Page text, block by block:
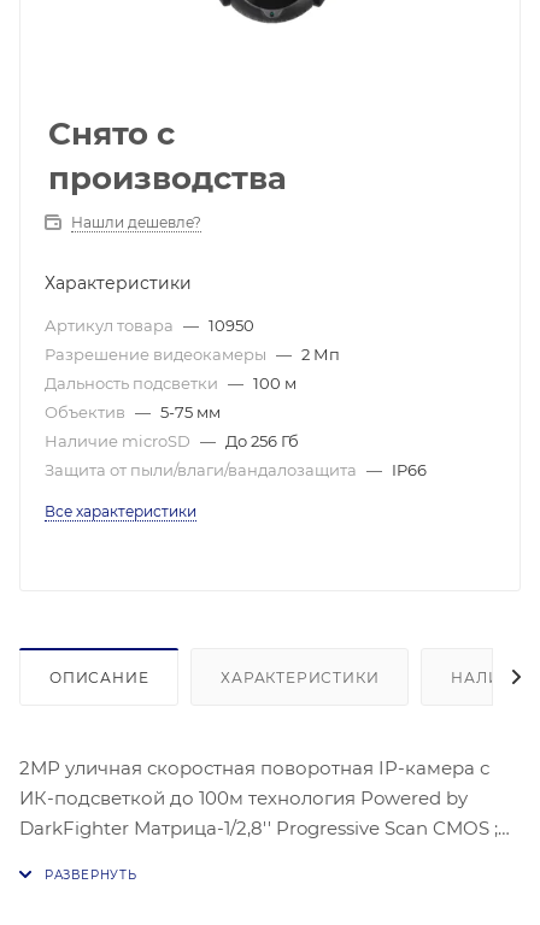
Снято с
производства
Нашли дешевле?
Характеристики
Артикул товара — 10950
Разрешение видеокамеры — 2 Мп
Дальность подсветки — 100 м
Объектив — 5-75 мм
Наличие microSD — До 256 Гб
Защита от пыли/влаги/вандалозащита — IP66
Все характеристики
ОПИСАНИЕ ХАРАКТЕРИСТИКИ НАЛИЧИЕ
2МР уличная скоростная поворотная IP-камера с
ИК-подсветкой до 100м технология Powered by
DarkFighter Матрица-1/2,8'' Progressive Scan CMOS ;